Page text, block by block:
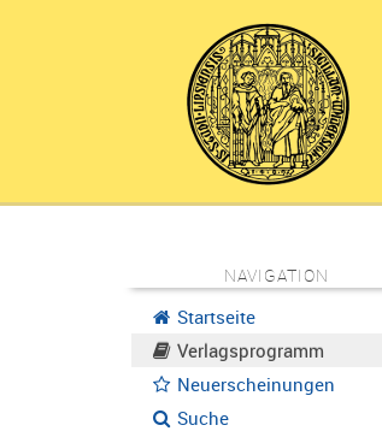
NAVIGATION
Startseite
Verlagsprogramm
Neuerscheinungen
Suche